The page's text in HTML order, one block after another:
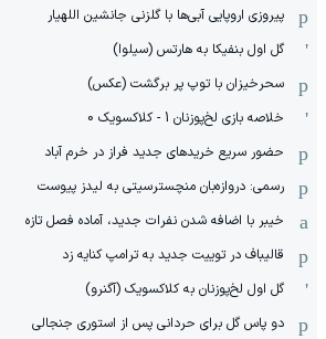
پیروزی اروپایی آبی‌ها با گلزنی جانشین اللهیار
گل اول بنفیکا به هارتس (سیلوا)
سحرخیزان با توپ پر برگشت (عکس)
خلاصه بازی لخ‌پوزنان 1 - کلاکسویک 0
حضور سریع خریدهای جدید فراز در خرم آباد
رسمی: دروازه‌بان منچسترسیتی به لیدز پیوست
خیبر با اضافه شدن نفرات جدید، آماده فصل تازه
قالیباف در توییت جدید به ترامپ کنایه زد
گل اول لخ‌پوزنان به کلاکسویک (آگنرو)
دو پاس گل برای حردانی پس از استوری جنجالی